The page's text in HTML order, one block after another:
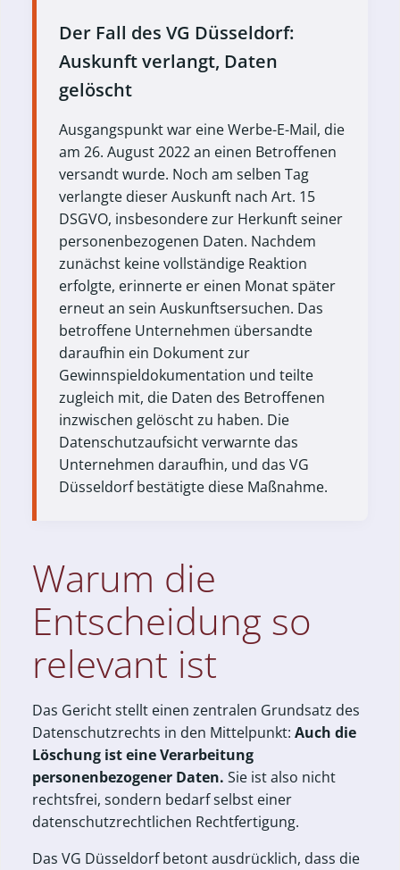
Der Fall des VG Düsseldorf:
Auskunft verlangt, Daten
gelöscht
Ausgangspunkt war eine Werbe-E-Mail, die
am 26. August 2022 an einen Betroffenen
versandt wurde. Noch am selben Tag
verlangte dieser Auskunft nach Art. 15
DSGVO, insbesondere zur Herkunft seiner
personenbezogenen Daten. Nachdem
zunächst keine vollständige Reaktion
erfolgte, erinnerte er einen Monat später
erneut an sein Auskunftsersuchen. Das
betroffene Unternehmen übersandte
daraufhin ein Dokument zur
Gewinnspieldokumentation und teilte
zugleich mit, die Daten des Betroffenen
inzwischen gelöscht zu haben. Die
Datenschutzaufsicht verwarnte das
Unternehmen daraufhin, und das VG
Düsseldorf bestätigte diese Maßnahme.
Warum die
Entscheidung so
relevant ist
Das Gericht stellt einen zentralen Grundsatz des
Datenschutzrechts in den Mittelpunkt: Auch die
Löschung ist eine Verarbeitung
personenbezogener Daten. Sie ist also nicht
rechtsfrei, sondern bedarf selbst einer
datenschutzrechtlichen Rechtfertigung.
Das VG Düsseldorf betont ausdrücklich, dass die